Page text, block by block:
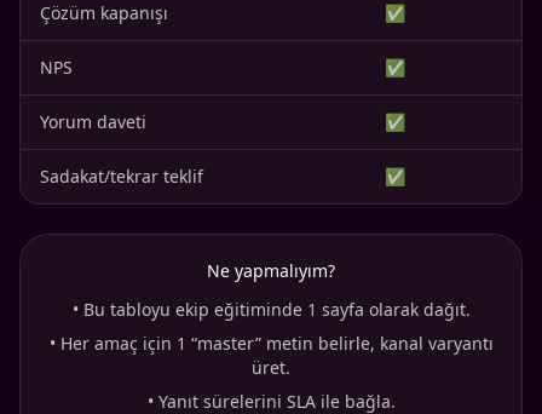
Çözüm kapanışı ✅
NPS ✅
Yorum daveti ✅
Sadakat/tekrar teklif ✅
Ne yapmalıyım?
• Bu tabloyu ekip eğitiminde 1 sayfa olarak dağıt.
• Her amaç için 1 “master” metin belirle, kanal varyantı
üret.
• Yanıt sürelerini SLA ile bağla.